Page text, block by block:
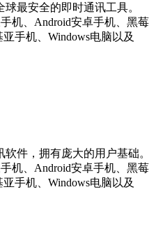
最安全的即时通讯工具。
机、Android安卓手机、黑莓
手机、Windows电脑以及
件，拥有庞大的用户基础。
机、Android安卓手机、黑莓
手机、Windows电脑以及